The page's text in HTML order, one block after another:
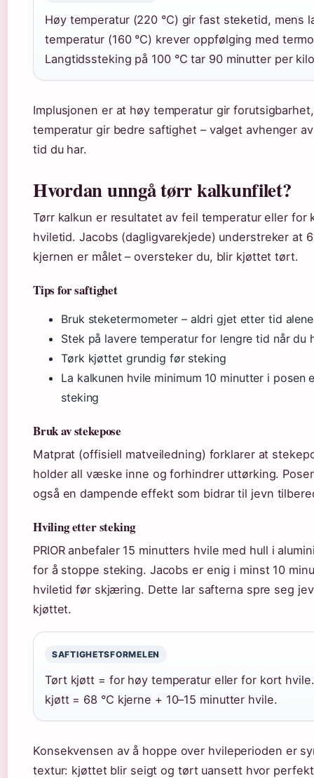
Høy temperatur (220 °C) gir fast steketid, mens
temperatur (160 °C) krever oppfølging med
Langtidssteking på 100 °C tar 90 minutter per
Implusjonen er at høy temperatur gir
temperatur gir bedre saftighet – valget avhenger
tid du har.
Hvordan unngå tørr kalkunfilet?
Tørr kalkun er resultatet av feil temperatur eller for
hviletid. Jacobs (dagligvarekjede) understreker at
kjernen er målet – oversteker du, blir kjøttet tørt.
Tips for saftighet
Bruk steketermometer – aldri gjet etter tid alene
Stek på lavere temperatur for lengre tid når du
Tørk kjøttet grundig før steking
La kalkunen hvile minimum 10 minutter i posen
steking
Bruk av stekepose
Matprat (offisiell matveiledning) forklarer at
holder all væske inne og forhindrer uttørking.
også en dampende effekt som bidrar til jevn
Hviling etter steking
PRIOR anbefaler 15 minutters hvile med hull i
for å stoppe steking. Jacobs er enig i minst 10
hviletid før skjæring. Dette lar safterna spre seg
kjøttet.
SAFTIGHETSFORMELEN
Tørt kjøtt = for høy temperatur eller for kort
kjøtt = 68 °C kjerne + 10–15 minutter hvile.
Konsekvensen av å hoppe over hvileperioden er
textur: kjøttet blir seigt og tørt uansett hvor perfekt